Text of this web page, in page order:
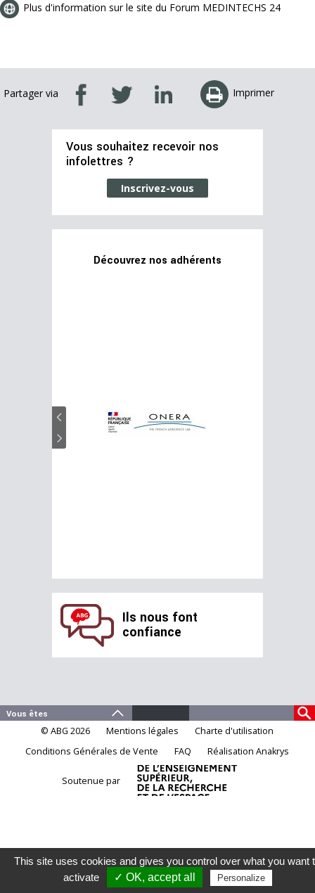
Plus d'information sur le site du Forum MEDINTECHS 24
Partager via Imprimer
Vous souhaitez recevoir nos
infolettres ?
Inscrivez-vous
Découvrez nos adhérents
Ils nous font
confiance
© ABG 2026 Mentions légales
Charte d'utilisation
Conditions Générales de Vente
FAQ Réalisation Anakrys
Soutenue par
This site uses cookies and gives you control over what you want
activate
✓ OK, accept all Personalize